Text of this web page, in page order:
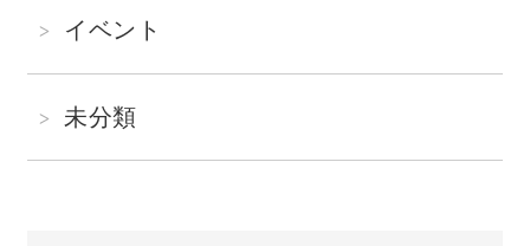
イベント
未分類